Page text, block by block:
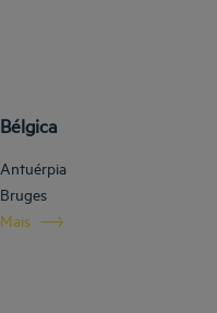
Bélgica
Antuérpia
Bruges
Mais